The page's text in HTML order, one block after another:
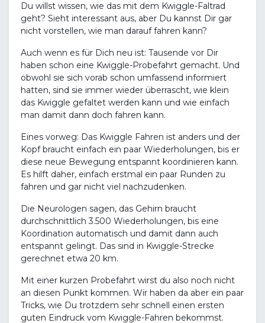
Du willst wissen, wie das mit dem Kwiggle-Faltrad
geht? Sieht interessant aus, aber Du kannst Dir gar
nicht vorstellen, wie man darauf fahren kann?
Auch wenn es für Dich neu ist: Tausende vor Dir
haben schon eine Kwiggle-Probefahrt gemacht. Und
obwohl sie sich vorab schon umfassend informiert
hatten, sind sie immer wieder überrascht, wie klein
das Kwiggle gefaltet werden kann und wie einfach
man damit dann doch fahren kann.
Eines vorweg: Das Kwiggle Fahren ist anders und der
Kopf braucht einfach ein paar Wiederholungen, bis er
diese neue Bewegung entspannt koordinieren kann.
Es hilft daher, einfach erstmal ein paar Runden zu
fahren und gar nicht viel nachzudenken.
Die Neurologen sagen, das Gehirn braucht
durchschnittlich 3.500 Wiederholungen, bis eine
Koordination automatisch und damit dann auch
entspannt gelingt. Das sind in Kwiggle-Strecke
gerechnet etwa 20 km.
Mit einer kurzen Probefahrt wirst du also noch nicht
an diesen Punkt kommen. Wir haben da aber ein paar
Tricks, wie Du trotzdem sehr schnell einen ersten
guten Eindruck vom Kwiggle-Fahren bekommst.